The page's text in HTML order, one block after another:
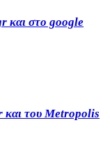
και στο google
και του Metropolis